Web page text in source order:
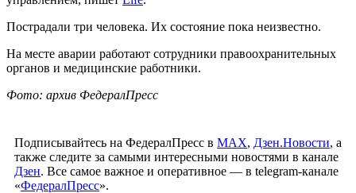
Пострадали три человека. Их состояние пока неизвестно.
На месте аварии работают сотрудники правоохранительных
органов и медицинские работники.
Фото: архив ФедералПресс
Подписывайтесь на ФедералПресс в МАХ, Дзен.Новости, а
также следите за самыми интересными новостями в канале
Дзен. Все самое важное и оперативное — в telegram-канале
«ФедералПресс».